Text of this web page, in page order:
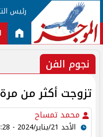
رئيس
نجوم الفن
تزوجت أكثر من
محمد تمساح
الأحد 21/يناير/2024 - 03:28 م